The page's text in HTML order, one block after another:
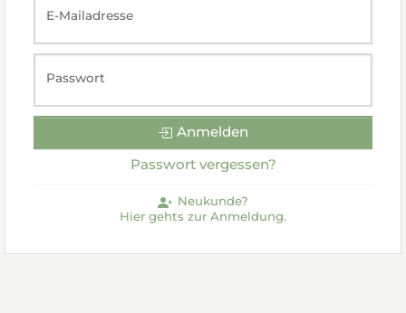
E-Mailadresse
Passwort
Anmelden
Passwort vergessen?
Neukunde?
Hier gehts zur Anmeldung.